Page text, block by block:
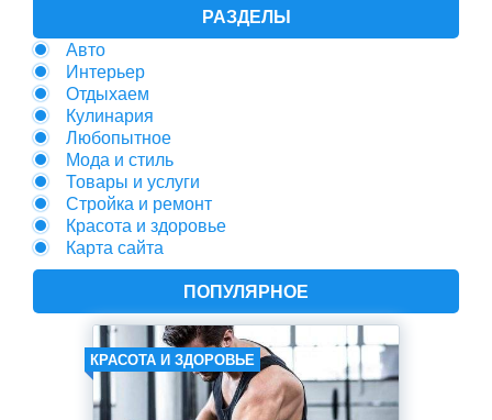
РАЗДЕЛЫ
Авто
Интерьер
Отдыхаем
Кулинария
Любопытное
Мода и стиль
Товары и услуги
Стройка и ремонт
Красота и здоровье
Карта сайта
ПОПУЛЯРНОЕ
КРАСОТА И ЗДОРОВЬЕ